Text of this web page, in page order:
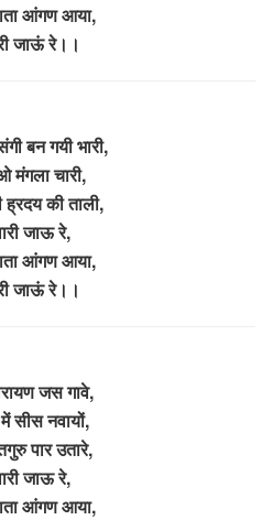
आंगण आया,
जाऊं रे।।
बन गयी भारी,
मंगला चारी,
ह्रदय की ताली,
जाऊ रे,
आंगण आया,
जाऊं रे।।
जस गावे,
सीस नवायों,
पार उतारे,
जाऊ रे,
आंगण आया,